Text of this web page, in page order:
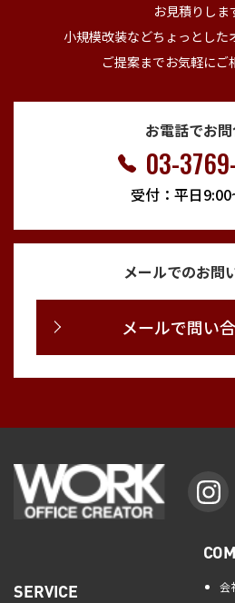
お見積りしま
小規模改装などちょっとした
ご提案までお気軽にご
お電話でお
03-
受付：平日
メールでのお問
メールで問い
SERVICE
会